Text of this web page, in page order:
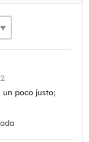
un poco justo;